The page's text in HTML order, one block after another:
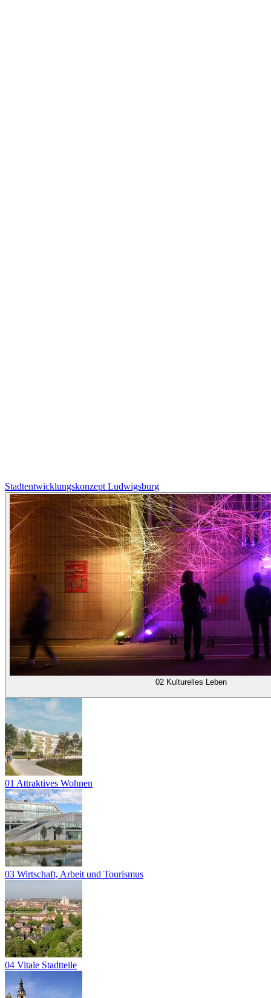
Stadtentwicklungskonzept Ludwigsburg
02 Kulturelles Leben
01 Attraktives Wohnen
03 Wirtschaft, Arbeit und Tourismus
04 Vitale Stadtteile